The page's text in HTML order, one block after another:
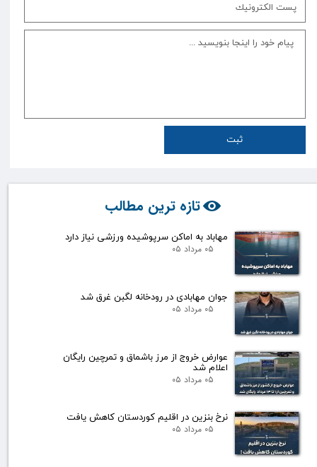
تازه ترین مطالب
مهاباد به اماکن سرپوشیده ورزشی نیاز دارد
۰۵ مرداد ۰۵
جوان مهابادی در رودخانه لگبن غرق شد
۰۵ مرداد ۰۵
عوارض خروج از مرز باشماق و تمرچین رایگان
اعلام شد
۰۵ مرداد ۰۵
نرخ بنزین در اقلیم کوردستان کاهش یافت
۰۵ مرداد ۰۵
ثبت